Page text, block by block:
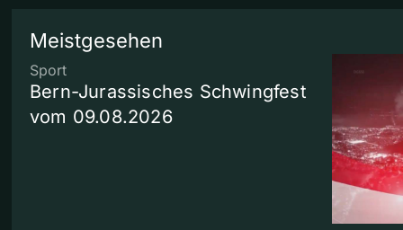
Meistgesehen
Sport
Bern-Jurassisches Schwingfest
vom 09.08.2026